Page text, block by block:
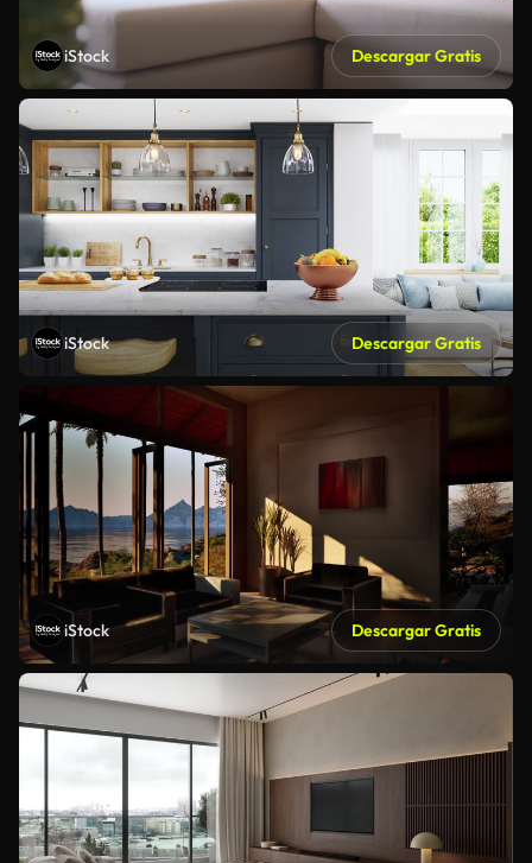
iStock Descargar Gratis
iStock Descargar Gratis
iStock Descargar Gratis